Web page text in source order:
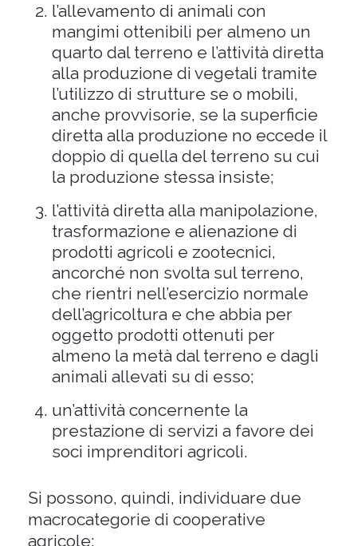
l’allevamento di animali con
mangimi ottenibili per almeno un
quarto dal terreno e l’attività diretta
alla produzione di vegetali tramite
l’utilizzo di strutture se o mobili,
anche provvisorie, se la superficie
diretta alla produzione no eccede il
doppio di quella del terreno su cui
la produzione stessa insiste;
l’attività diretta alla manipolazione,
trasformazione e alienazione di
prodotti agricoli e zootecnici,
ancorché non svolta sul terreno,
che rientri nell’esercizio normale
dell’agricoltura e che abbia per
oggetto prodotti ottenuti per
almeno la metà dal terreno e dagli
animali allevati su di esso;
un’attività concernente la
prestazione di servizi a favore dei
soci imprenditori agricoli.
Si possono, quindi, individuare due
macrocategorie di cooperative
agricole: